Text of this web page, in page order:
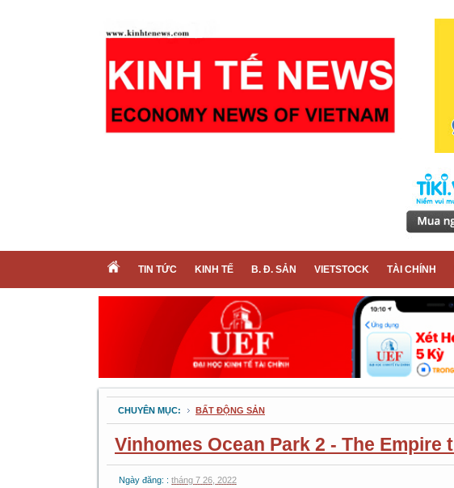
TIN TỨC KINH TẾ B. Đ. SẢN VIETSTOCK TÀI CHÍNH
CHUYÊN MỤC: BẤT ĐỘNG SẢN
Vinhomes Ocean Park 2 - The
Ngày đăng: : tháng 7 26, 2022